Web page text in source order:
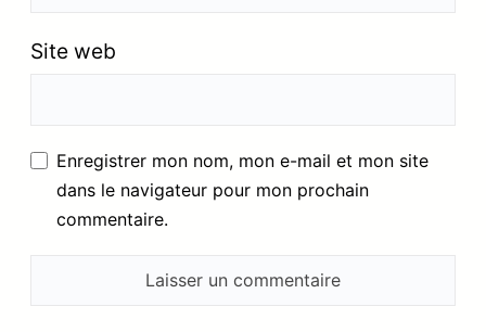
Site web
Enregistrer mon nom, mon e-mail et mon site
dans le navigateur pour mon prochain
commentaire.